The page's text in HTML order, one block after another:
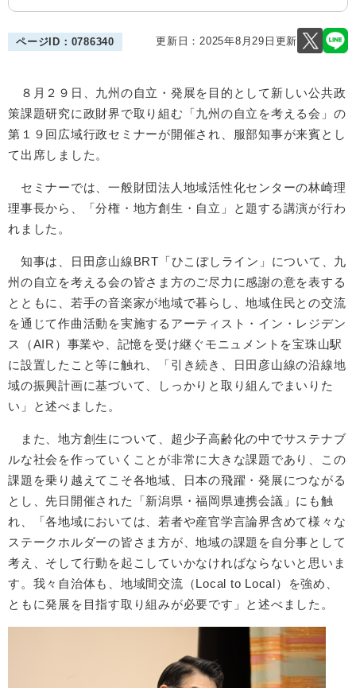
ページID：0786340 更新日：2025年8月29日更新
８月２９日、九州の自立・発展を目的として新しい公共政
策課題研究に政財界で取り組む「九州の自立を考える会」の
第１９回広域行政セミナーが開催され、服部知事が来賓とし
て出席しました。
セミナーでは、一般財団法人地域活性化センターの林崎理
理事長から、「分権・地方創生・自立」と題する講演が行わ
れました。
知事は、日田彦山線BRT「ひこぼしライン」について、九
州の自立を考える会の皆さま方のご尽力に感謝の意を表する
とともに、若手の音楽家が地域で暮らし、地域住民との交流
を通じて作曲活動を実施するアーティスト・イン・レジデン
ス（AIR）事業や、記憶を受け継ぐモニュメントを宝珠山駅
に設置したこと等に触れ、
「引き続き、
日田彦山線の沿線地
域の振興​計画に基づいて、しっかりと取り組んでまいりた
い」と述べました。
また、地方創生について、超少子高齢化の中でサステナブ
ルな社会を作っていくことが非常に大きな課題であり、この
課題を乗り越えてこそ各地域、日本の飛躍・発展につながる
とし、先日開催された「新潟県・福岡県連携会議」にも触
れ、「各地域においては、若者や産官学言論界含めて様々な
ステークホルダーの皆さま方が、地域の課題を自分事として
考え、そして行動を起こしていかなければならないと思いま
す。我々自治体も、地域間交流（Local to Local）を強め、
ともに発展を目指す取り組みが必要です」
と述べました。